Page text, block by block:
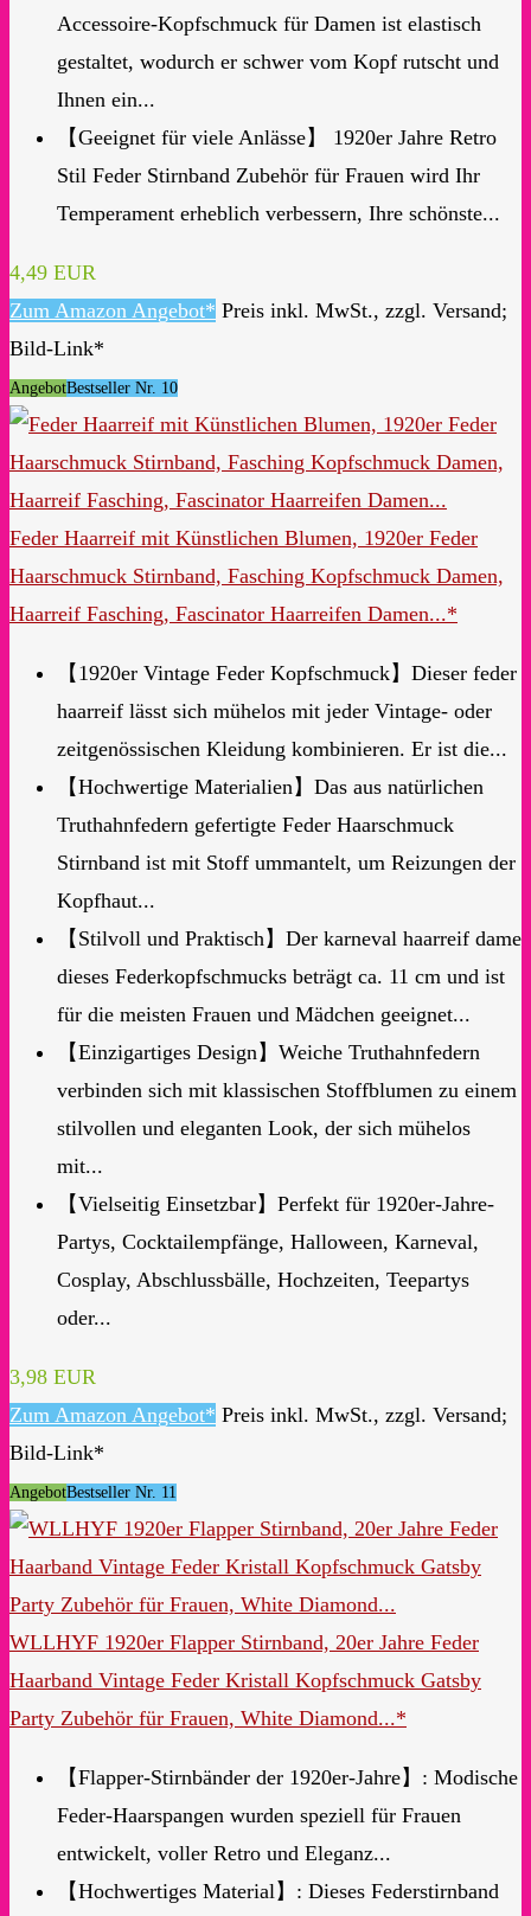
Accessoire-Kopfschmuck für Damen ist elastisch
gestaltet, wodurch er schwer vom Kopf rutscht und
Ihnen ein...
【Geeignet für viele Anlässe】 1920er Jahre Retro
Stil Feder Stirnband Zubehör für Frauen wird Ihr
Temperament erheblich verbessern, Ihre schönste...
4,49 EUR
Zum Amazon Angebot* Preis inkl. MwSt., zzgl. Versand;
Bild-Link*
AngebotBestseller Nr. 10
Feder Haarreif mit Künstlichen Blumen, 1920er Feder
Haarschmuck Stirnband, Fasching Kopfschmuck Damen,
Haarreif Fasching, Fascinator Haarreifen Damen...*
【1920er Vintage Feder Kopfschmuck】Dieser feder
haarreif lässt sich mühelos mit jeder Vintage- oder
zeitgenössischen Kleidung kombinieren. Er ist die...
【Hochwertige Materialien】Das aus natürlichen
Truthahnfedern gefertigte Feder Haarschmuck
Stirnband ist mit Stoff ummantelt, um Reizungen der
Kopfhaut...
【Stilvoll und Praktisch】Der karneval haarreif dame
dieses Federkopfschmucks beträgt ca. 11 cm und ist
für die meisten Frauen und Mädchen geeignet...
【Einzigartiges Design】Weiche Truthahnfedern
verbinden sich mit klassischen Stoffblumen zu einem
stilvollen und eleganten Look, der sich mühelos
mit...
【Vielseitig Einsetzbar】Perfekt für 1920er-Jahre-
Partys, Cocktailempfänge, Halloween, Karneval,
Cosplay, Abschlussbälle, Hochzeiten, Teepartys
oder...
3,98 EUR
Zum Amazon Angebot* Preis inkl. MwSt., zzgl. Versand;
Bild-Link*
AngebotBestseller Nr. 11
WLLHYF 1920er Flapper Stirnband, 20er Jahre Feder
Haarband Vintage Feder Kristall Kopfschmuck Gatsby
Party Zubehör für Frauen, White Diamond...*
【Flapper-Stirnbänder der 1920er-Jahre】: Modische
Feder-Haarspangen wurden speziell für Frauen
entwickelt, voller Retro und Eleganz...
【Hochwertiges Material】: Dieses Federstirnband